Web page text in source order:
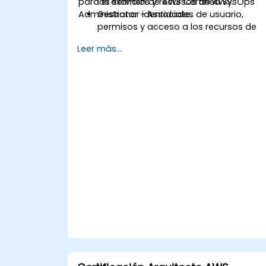
Administrator - Associate.
Gestionar identidades de usuario,
permisos y acceso a los recursos de
Diseñar e implementar sistemas
Leer más...